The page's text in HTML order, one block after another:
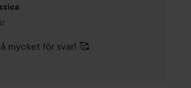
lades 5 år
mycket för svar! 🥰